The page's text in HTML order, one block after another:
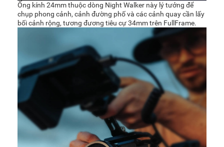
Ống kính 24mm thuộc dòng Night Walker này lý tưởng để
chụp phong cảnh, cảnh đường phố và các cảnh quay cần lấy
bối cảnh rộng, tương đương tiêu cự 34mm trên FullFrame.